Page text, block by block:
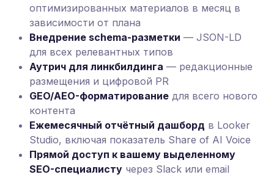
оптимизированных материалов в месяц в
зависимости от плана
Внедрение schema-разметки — JSON-LD
для всех релевантных типов
Аутрич для линкбилдинга — редакционные
размещения и цифровой PR
GEO/AEO-форматирование для всего нового
контента
Ежемесячный отчётный дашборд в Looker
Studio, включая показатель Share of AI Voice
Прямой доступ к вашему выделенному
SEO-специалисту через Slack или email